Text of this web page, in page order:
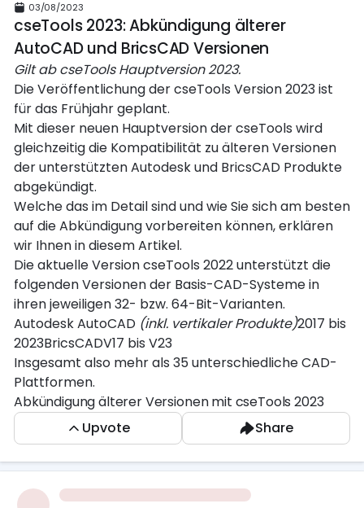
03/08/2023
cseTools 2023: Abkündigung älterer
AutoCAD und BricsCAD Versionen
Gilt ab cseTools Hauptversion 2023.
Die Veröffentlichung der cseTools Version 2023 ist
für das Frühjahr geplant.
Mit dieser neuen Hauptversion der cseTools wird
gleichzeitig die Kompatibilität zu älteren Versionen
der unterstützten Autodesk und BricsCAD Produkte
abgekündigt.
Welche das im Detail sind und wie Sie sich am besten
auf die Abkündigung vorbereiten können, erklären
wir Ihnen in diesem Artikel.
Die aktuelle Version cseTools 2022 unterstützt die
folgenden Versionen der Basis-CAD-Systeme in
ihren jeweiligen 32- bzw. 64-Bit-Varianten.
Autodesk AutoCAD (inkl. vertikaler Produkte)2017 bis
2023BricsCADV17 bis V23
Insgesamt also mehr als 35 unterschiedliche CAD-
Plattformen.
Abkündigung älterer Versionen mit cseTools 2023
Anwender der cseTools haben selbst auch großes
Interesse daran, stets mit der aktuellen Version
ihres genutzten CAD-Systems zu arbeiten. Um eine
haben wir uns entschlossen ab der cseTools Version
Upvote Share